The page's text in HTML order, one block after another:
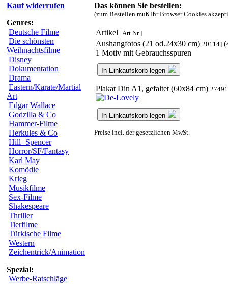
Kauf widerrufen
Genres:
Deutsche Filme
Die schönsten
Weihnachtsfilme
Disney
Dokumentation
Drama
Eastern/Karate/Martial
Art
Edgar Wallace
Godzilla & Co
Hammer-Filme
Herkules & Co
Hill+Spencer
Horror/SF/Fantasy
Karl May
Komödie
Krieg
Musikfilme
Sex-Filme
Shakespeare
Thriller
Tierfilme
Türkische Filme
Western
Zeichentrick/Animation
Spezial:
Werbe-Ratschläge
Das können Sie bestellen:
(zum Bestellen muß Ihr Browser Cookies
Artikel [Art.Nr.]
Aushangfotos (21 od.24x30 cm)[20114]
1 Motiv mit Gebrauchsspuren
In Einkaufskorb legen
Plakat Din A1, gefaltet (60x84 cm)
In Einkaufskorb legen
Preise incl. der gesetzlichen MwSt.